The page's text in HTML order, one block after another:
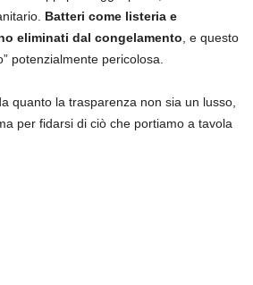
Batteri come listeria e
eliminati dal congelamento , e questo
potenzialmente pericolosa.
quanto la trasparenza non sia un lusso,
per fidarsi di ciò che portiamo a tavola